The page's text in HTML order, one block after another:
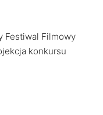
Festiwal Filmowy
konkursu